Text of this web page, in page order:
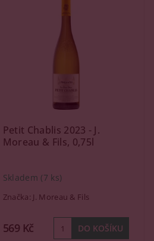
Petit Chablis 2023 - J.
Moreau & Fils, 0,75l
Skladem (7 ks)
Značka: J. Moreau & Fils
569 Kč